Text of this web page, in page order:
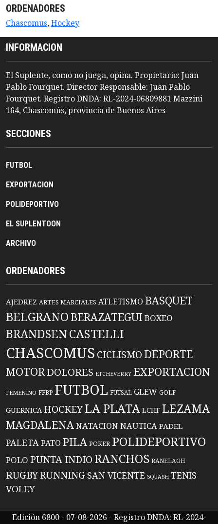
ORDENADORES
Chascomus,Hockey
INFORMACION
El Suplente, como no juega, opina. Propietario: Juan
Pablo Fourquet. Director Responsable: Juan Pablo
Fourquet. Registro DNDA: RL-2024-06809881 Mazzini
164, Chascomús, provincia de Buenos Aires
SECCIONES
FUTBOL
EXPORTACION
POLIDEPORTIVO
EL SUPLENTOON
ARCHIVO
ORDENADORES
AJEDREZ ARTES MARCIALES ATLETISMO BASQUET
BELGRANO BERAZATEGUIBOXEO
BRANDSENCASTELLI
CHASCOMUS CICLISMO DEPORTE
MOTORDOLORES ETCHEVERRY EXPORTACION
FEMENINO FFBP FUTBOL FUTSAL GLEW GOLF
GUERNICA HOCKEYLA PLATA LCHF LEZAMA
MAGDALENANATACIONNAUTICA PADEL
PALETAPATO PILA POKER POLIDEPORTIVO
POLO PUNTA INDIO RANCHOS RANELAGH
RUGBYRUNNING SAN VICENTE SQUASH TENIS
VOLEY
Edición 6800 - 07-08-2026 - Registro DNDA: RL-2024-